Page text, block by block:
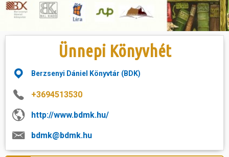
Ünnepi Könyvhét
Berzsenyi Dániel Könyvtár (BDK)
+3694513530
http://www.bdmk.hu/
bdmk@bdmk.hu